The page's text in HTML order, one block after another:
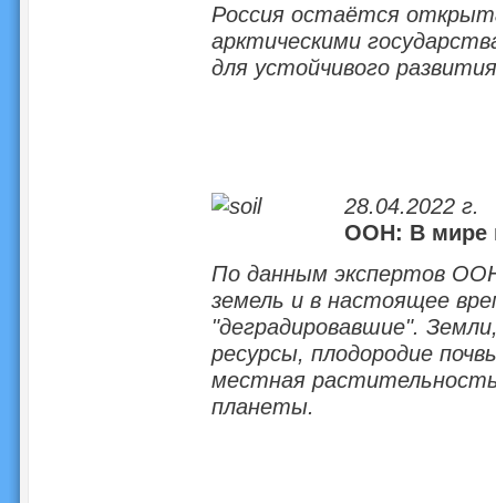
Россия остаётся
арктическими
для устойчивого
28.04.2022 г.
ООН: В мире
По данным экспертов
земель и в настоящее
"деградировавшие".
ресурсы, плодородие
местная
планеты.